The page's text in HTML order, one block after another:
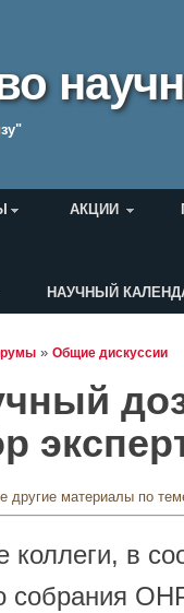
менюАКЦИИ
НАУЧНЫЙ
» Общие дискуссии
другие материалы по
коллеги, в
собрания